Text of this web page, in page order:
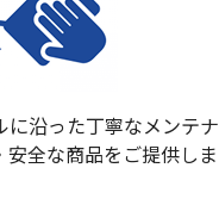
に沿った丁寧なメンテナ
安全な商品をご提供しま